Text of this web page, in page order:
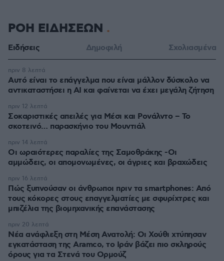
ΡΟΗ ΕΙΔΗΣΕΩΝ
Ειδήσεις Δημοφιλή Σχολιασμένα
Αυτό είναι το επάγγελμα που είναι μάλλον δύσκολο να
αντικαταστήσει η AI και φαίνεται να έχει μεγάλη ζήτηση
πριν 8 λεπτά
Σοκαριστικές απειλές για Μέσι και Ρονάλντο – Το
σκοτεινό… παρασκήνιο του Μουντιάλ
πριν 12 λεπτά
Οι ωραιότερες παραλίες της Σαμοθράκης -Οι
αμμώδεις, οι απομονωμένες, οι άγριες και βραχώδεις
πριν 14 λεπτά
Πώς ξυπνούσαν οι άνθρωποι πριν τα smartphones: Από
τους κόκορες στους επαγγελματίες με σφυρίχτρες και
μπιζέλια της βιομηχανικής επανάστασης
πριν 16 λεπτά
Νέα ανάφλεξη στη Μέση Ανατολή: Οι Χούθι χτύπησαν
εγκατάσταση της Aramco, το Ιράν βάζει πιο σκληρούς
όρους για τα Στενά του Ορμούζ
πριν 20 λεπτά